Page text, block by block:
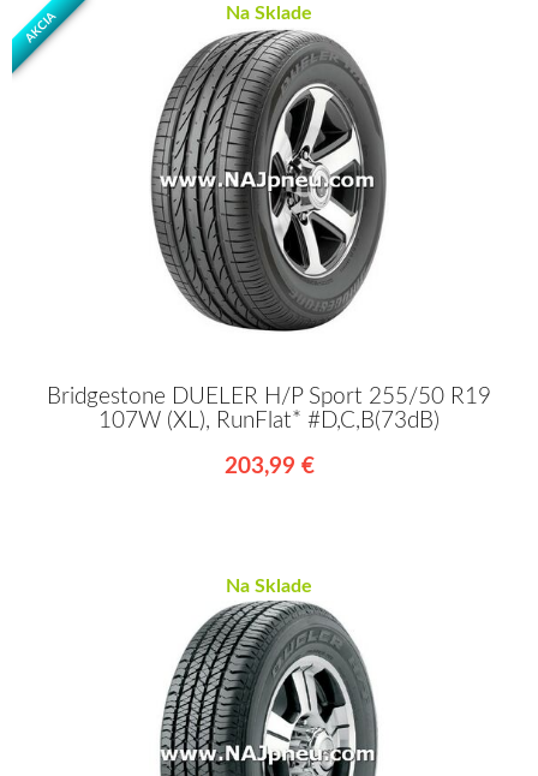
AKCIA Na Sklade
Bridgestone DUELER H/P Sport 255/50 R19
107W (XL), RunFlat* #D,C,B(73dB)
203,99 €
Na Sklade